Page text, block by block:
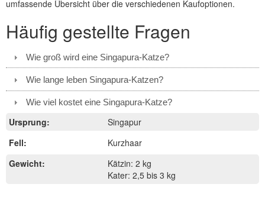
umfassende Übersicht über die verschiedenen Kaufoptionen.
Häufig gestellte Fragen
Wie groß wird eine Singapura-Katze?
Wie lange leben Singapura-Katzen?
Wie viel kostet eine Singapura-Katze?
Ursprung:
Singapur
Fell:
Kurzhaar
Gewicht:
Kätzin: 2 kg
Kater: 2,5 bis 3 kg